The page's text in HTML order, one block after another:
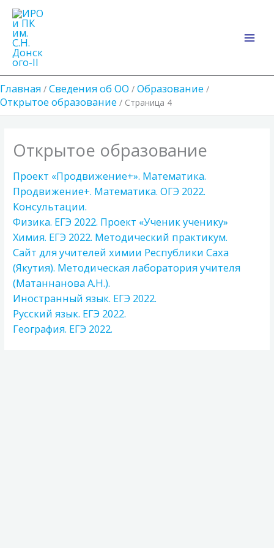
Перейти
содержимому
Главная Сведения об ОО
Образование
Открытое образование
Страница 4
Открытое образование
Проект «Продвижение+». Математика.
Продвижение+. Математика. ОГЭ 2022.
Консультации.
Физика. ЕГЭ 2022. Проект «Ученик ученику»
Химия. ЕГЭ 2022. Методический практикум.
Сайт для учителей химии Республики Саха
(Якутия). Методическая лаборатория учителя
(Матаннанова А.Н.).
Иностранный язык. ЕГЭ 2022.
Русский язык. ЕГЭ 2022.
География. ЕГЭ 2022.